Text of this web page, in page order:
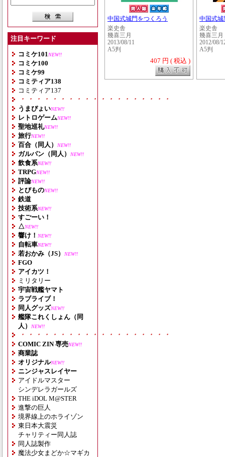
注目キーワード
コミケ101 NEW!!
コミケ100
コミケ99
コミティア138
コミティア137
・・・・・・・・・・・・・・・・・・・
うまぴょいNEW!!
レトロゲームNEW!!
聖地巡礼NEW!!
旅行NEW!!
百合（同人） NEW!!
ガルパン（同人） NEW!!
飲食系NEW!!
TRPGNEW!!
評論NEW!!
とびものNEW!!
鉄道
技術系NEW!!
すごーい！
△NEW!!
響け！ NEW!!
自転車NEW!!
若おかみ（JS） NEW!!
FGO
アイカツ！
ミリタリー
宇宙戦艦ヤマト
ラブライブ！
同人グッズNEW!!
艦隊これくしょん（同
人）
NEW!!
・・・・・・・・・・・・・・・・・・・
COMIC ZIN 専売NEW!!
商業誌
オリジナルNEW!!
ニンジャスレイヤー
アイドルマスター
シンデレラガールズ
THE iDOL M@STER
進撃の巨人
境界線上のホライゾン
東日本大震災
チャリティー同人誌
同人誌製作
魔法少女まどか☆マギカ
中国式城門をつくろう
楽史舎
幾喜三月
2013/08/11
A5判
407 円 ( 税込 )
中国式城
楽史舎
幾喜三月
2012/08/
A5判